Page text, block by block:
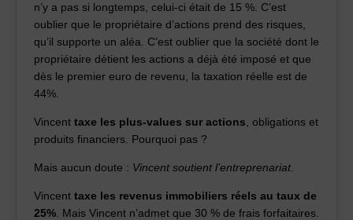
n’y a pas si longtemps, celui-ci était de 15 %. C’est
oublier que le propriétaire d’actions prend des risques,
qu’il supporte un aléa. C’est oublier que la société dont le
propriétaire détient les actions a déjà été imposé et que
dès le premier euro de revenu, la taxation réelle est de
44%.
Vincent taxe les plus-values sur actions , obligations et
produits financiers. Pourquoi pas ?
Mais aucun doute : Vincent soutient l’entreprenariat.
Vincent taxe les revenus immobiliers réels au taux de
25%. Mais Vincent n’admet que 30 % de frais forfaitaires.